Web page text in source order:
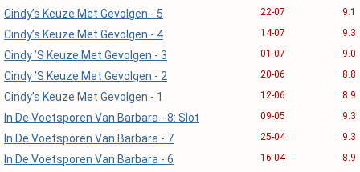
Cindy’s Keuze Met Gevolgen - 5 22-07 9.1
Cindy’s Keuze Met Gevolgen - 4 14-07 9.3
Cindy ’S Keuze Met Gevolgen - 3 01-07 9.0
Cindy ’S Keuze Met Gevolgen - 2 20-06 8.8
Cindy’s Keuze Met Gevolgen - 1 12-06 8.9
In De Voetsporen Van Barbara - 8: Slot 09-05 9.3
In De Voetsporen Van Barbara - 7 25-04 9.3
In De Voetsporen Van Barbara - 6 16-04 8.9